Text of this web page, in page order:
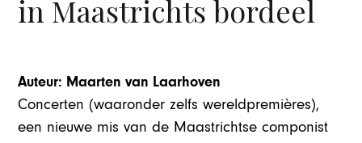
in Maastrichts bordeel
Auteur: Maarten van Laarhoven
Concerten (waaronder zelfs wereldpremières),
een nieuwe mis van de Maastrichtse componist